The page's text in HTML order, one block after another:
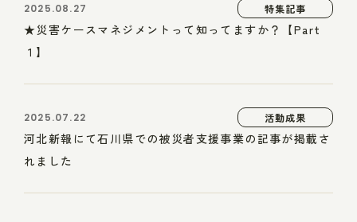
2025.08.27 特集記事
★災害ケースマネジメントって知ってますか？【Part
１】
2025.07.22 活動成果
河北新報にて石川県での被災者支援事業の記事が掲載さ
れました